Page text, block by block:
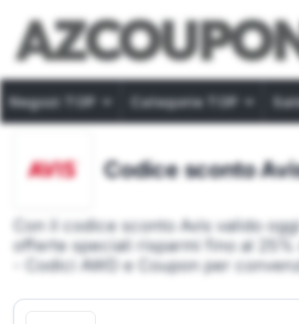
Negozi TOP Categorie TOP
Codice sconto
Con il codice sconto Avis valido
offerte speciali risparmi fino al
- Codici AWD e Coupon per